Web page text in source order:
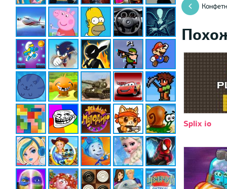
Splix io